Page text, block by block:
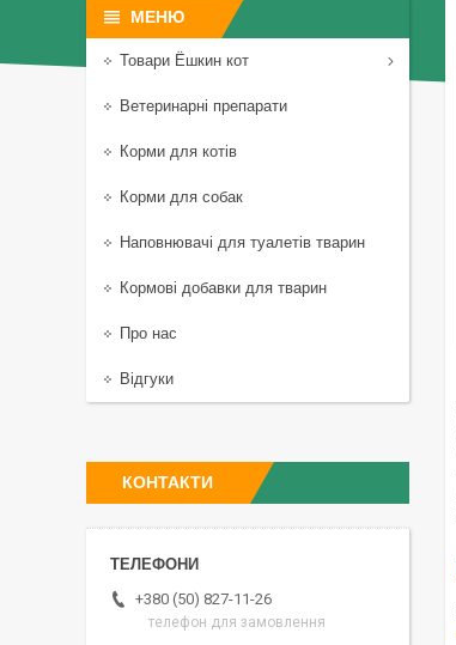
Товари Ёшкин кот
Ветеринарні препарати
Корми для котів
Корми для собак
Наповнювачі для туалетів тварин
Кормові добавки для тварин
Про нас
Відгуки
КОНТАКТИ
+380 (50) 827-11-26
телефон для замовлення